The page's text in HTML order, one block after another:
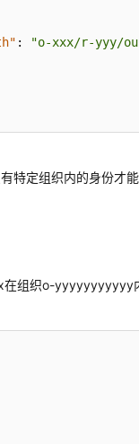
:
"o-xxx/r-yyy/
特定组织内的身份才
组织o-yyyyyyyyyyy